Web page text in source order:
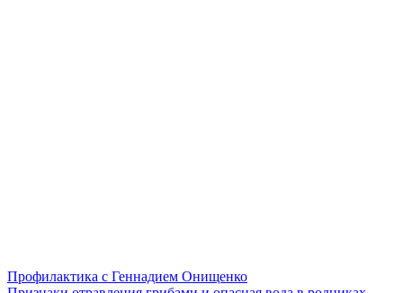
Профилактика с Геннадием Онищенко